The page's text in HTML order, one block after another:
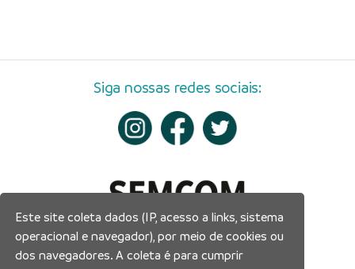
Siga nossas redes sociais:
Este site coleta dados (IP, acesso a links, sistema
operacional e navegador), por meio de cookies ou
dos navegadores. A coleta é para cumprir